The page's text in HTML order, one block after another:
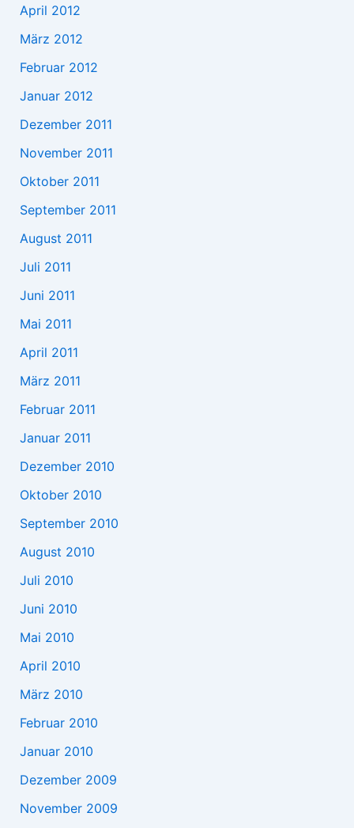
April 2012
März 2012
Februar 2012
Januar 2012
Dezember 2011
November 2011
Oktober 2011
September 2011
August 2011
Juli 2011
Juni 2011
Mai 2011
April 2011
März 2011
Februar 2011
Januar 2011
Dezember 2010
Oktober 2010
September 2010
August 2010
Juli 2010
Juni 2010
Mai 2010
April 2010
März 2010
Februar 2010
Januar 2010
Dezember 2009
November 2009